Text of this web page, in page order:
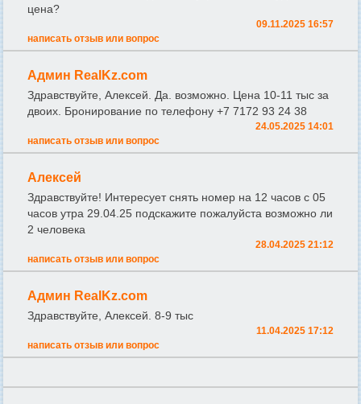
цена?
09.11.2025 16:57
написать отзыв или вопрос
Админ RealKz.com
Здравствуйте, Алексей. Да. возможно. Цена 10-11 тыс за
двоих. Бронирование по телефону +7 7172 93 24 38
24.05.2025 14:01
написать отзыв или вопрос
Алексей
Здравствуйте! Интересует снять номер на 12 часов с 05
часов утра 29.04.25 подскажите пожалуйста возможно ли
2 человека
28.04.2025 21:12
написать отзыв или вопрос
Админ RealKz.com
Здравствуйте, Алексей. 8-9 тыс
11.04.2025 17:12
написать отзыв или вопрос